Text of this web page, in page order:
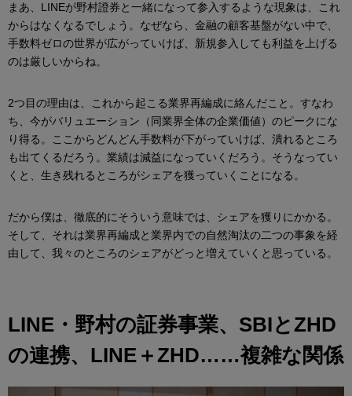
まあ、LINEが野村證券と一緒になって参入するような現象は、これ
からはなくなるでしょう。なぜなら、金融の顧客基盤がない中で、
手数料ゼロの世界が広がっていけば、新規参入しても利益を上げる
のは厳しいからね。
2つ目の理由は、これから起こる業界再編成に絡んだこと。すなわ
ち、今がバリュエーション（同業界全体の企業価値）のピークにな
り得る。ここからどんどん手数料が下がっていけば、潰れるところ
も出てくるだろう。業績は減益になっていくだろう。そうなってい
くと、生き残れるところがシェアを獲っていくことになる。
だから僕は、徹底的にそういう意味では、シェアを獲りにかかる。
そして、それは業界再編成と業界内での自然淘汰の二つの事象を経
由して、我々のところのシェアがどっと増えていくと思っている。
LINE・野村の証券事業、SBIとZHD
の連携、LINE＋ZHD……複雑な関係